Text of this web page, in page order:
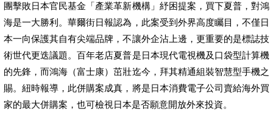
團擊敗日本官民基金「產業革新機構」紓困提案，買下夏普，對鴻
海是一大勝利。華爾街日報認為，此案受到外界高度矚目，不僅日
本一向保護其自有尖端品牌，不讓外企沾上邊，更重要的是標誌技
術世代更迭議題。百年老店夏普是日本現代電視機及口袋型計算機
的先鋒，而鴻海（富士康）茁壯迄今，拜其精通組裝智慧型手機之
賜。紐時報導，此併購案成真，將是日本消費電子公司賣給海外買
家的最大併購案，也可檢視日本是否願意開放外來投資。